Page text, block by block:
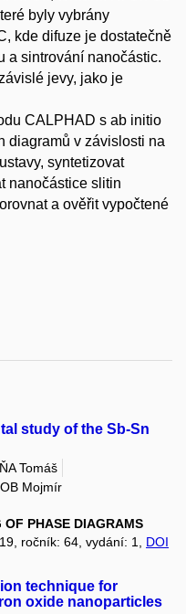
byly vybrány
kde difuze je dostatečně
a sintrování nanočástic.
jevy, jako je
CALPHAD s ab initio
diagramů v závislosti na
syntetizovat
nanočástice slitin
a ověřit vypočtené
study of the Sb-Sn
Tomáš
Mojmír
PHASE DIAGRAMS
ročník: 64, vydání: 1, DOI
technique for
oxide nanoparticles